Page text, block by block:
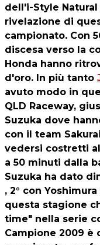
dell'i-Style Natural
rivelazione di
campionato. Con
discesa verso la
Honda hanno
d'oro. In più tanto
avuto modo in
QLD Raceway,
Suzuka dove
con il team
vedersi costretti
a 50 minuti dalla
Suzuka ha dato
, 2° con
questa stagione
time" nella serie
Campione 2009